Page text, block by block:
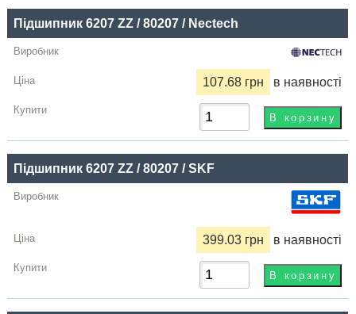
Підшипник 6207 ZZ / 80207 / Nectech
107.68 грн в наявності
Підшипник 6207 ZZ / 80207 / SKF
399.03 грн в наявності